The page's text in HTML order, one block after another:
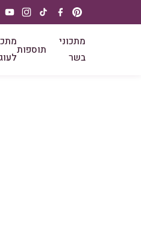
מתכוני
בשר
תוספות